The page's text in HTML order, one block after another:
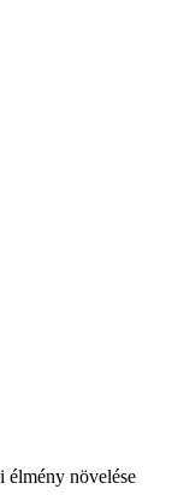
élmény növelése